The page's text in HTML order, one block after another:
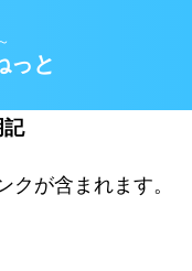
っと
記
が含まれます。